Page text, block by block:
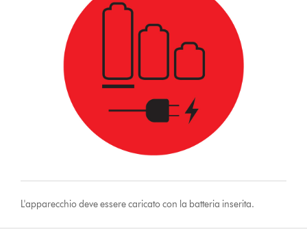
L'apparecchio deve essere caricato con la batteria inserita.